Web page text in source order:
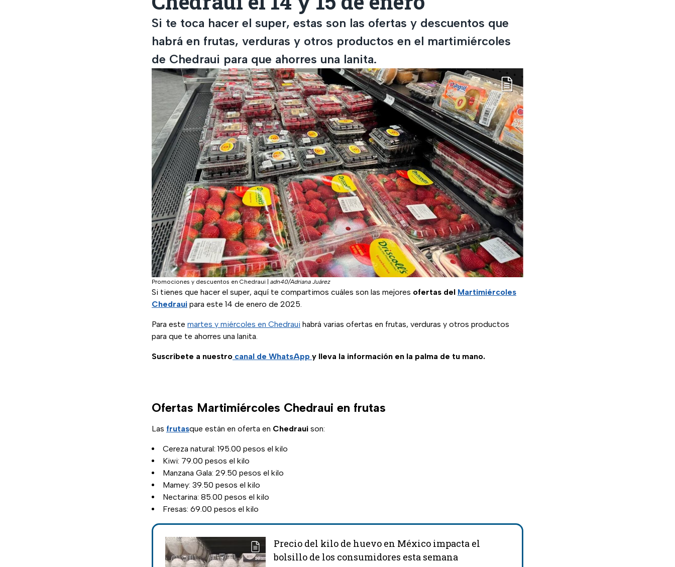
Si te toca hacer el super, estas son las ofertas y descuentos que
habrá en frutas, verduras y otros productos en el martimiércoles
de Chedraui para que ahorres una lanita.
Promociones y descuentos en Chedraui adn40/Adriana Juárez
Si tienes que hacer el super, aquí te compartimos cuáles son las mejores ofertas del Martimiércoles
Chedraui para este 14 de enero de 2025.
Para este martes y miércoles en Chedraui habrá varias ofertas en frutas, verduras y otros productos
para que te ahorres una lanita.
Suscríbete a nuestro canal de WhatsApp y lleva la información en la palma de tu mano.
Ofertas Martimiércoles Chedraui en frutas
Las frutasque están en oferta en Chedraui son:
Cereza natural: 195.00 pesos el kilo
Kiwi: 79.00 pesos el kilo
Manzana Gala: 29.50 pesos el kilo
Mamey: 39.50 pesos el kilo
Nectarina: 85.00 pesos el kilo
Fresas: 69.00 pesos el kilo
Precio del kilo de huevo en México impacta el
bolsillo de los consumidores esta semana